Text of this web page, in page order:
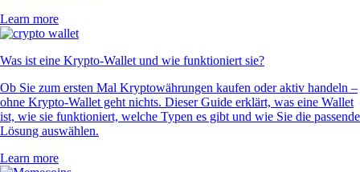
Learn more
Was ist eine Krypto-Wallet und wie funktioniert sie?
Ob Sie zum ersten Mal Kryptowährungen kaufen oder aktiv handeln –
ohne Krypto-Wallet geht nichts. Dieser Guide erklärt, was eine Wallet
ist, wie sie funktioniert, welche Typen es gibt und wie Sie die passende
Lösung auswählen.
Learn more